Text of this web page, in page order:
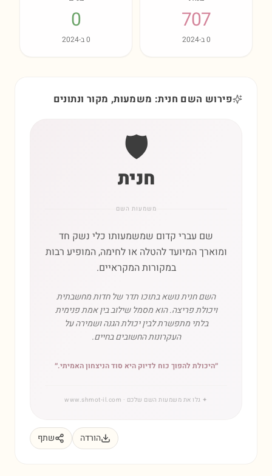
707
0ב-2024
0
0ב-2024
פירוש השם חנית: משמעות, מקור ונתונים
🛡️
חנית
משמעות השם
שם עברי קדום שמשמעותו כלי נשק חד
ומוארך המיועד להטלה או לחימה, המופיע רבות
במקורות המקראיים.
השם חנית נושא בתוכו תדר של חדות מחשבתית
ויכולת פריצה. הוא מסמל שילוב בין אמת פנימית
בלתי מתפשרת לבין יכולת הגנה ושמירה על
העקרונות החשובים בחיים.
״היכולת להפוך כוח לדיוק היא סוד הניצחון האמיתי.״
✦ גלו את משמעות השם שלכם · www.shmot-il.com
הורדה שתף